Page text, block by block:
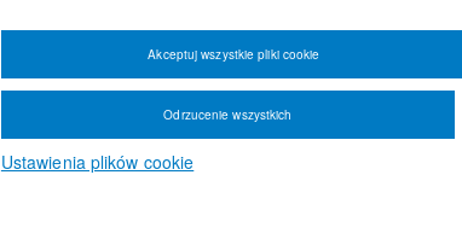
Ustawienia plików cookie
Odrzucenie wszystkich
Akceptuj wszystkie pliki cookie